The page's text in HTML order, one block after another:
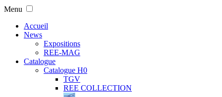
Menu
Accueil
News
Expositions
REE-MAG
Catalogue
Catalogue H0
TGV
REE COLLECTION